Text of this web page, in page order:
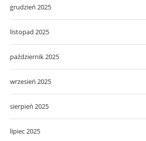
grudzień 2025
listopad 2025
październik 2025
wrzesień 2025
sierpień 2025
lipiec 2025